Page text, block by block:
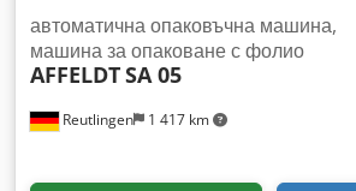
Reutlingen 1 417 km
автоматична опаковъчна машина,
машина за опаковане с фолио
AFFELDTSA 05